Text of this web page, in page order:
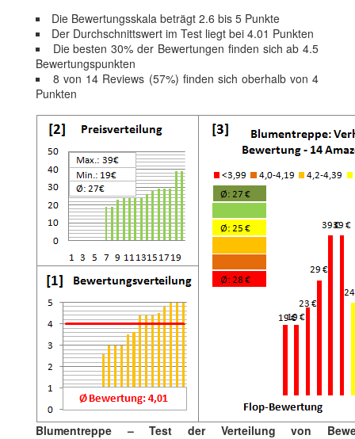
Die Bewertungsskala beträgt 2.6 bis 5 Punkte
Der Durchschnittswert im Test liegt bei 4.01 Punkten
Die besten 30% der Bewertungen finden sich ab 4.5
Bewertungspunkten
8 von 14 Reviews (57%) finden sich oberhalb von 4
Punkten
Blumentreppe – Test der Verteilung von